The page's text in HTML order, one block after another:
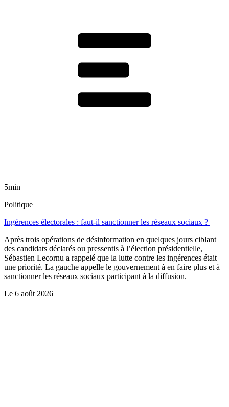
5min
Politique
Ingérences électorales : faut-il sanctionner les réseaux sociaux ?
Après trois opérations de désinformation en quelques jours ciblant
des candidats déclarés ou pressentis à l’élection présidentielle,
Sébastien Lecornu a rappelé que la lutte contre les ingérences était
une priorité. La gauche appelle le gouvernement à en faire plus et à
sanctionner les réseaux sociaux participant à la diffusion.
Le 6 août 2026